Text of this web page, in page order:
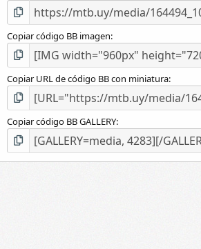
Copiar código BB imagen
Copiar URL de código BB con miniatura
Copiar código BB GALLERY